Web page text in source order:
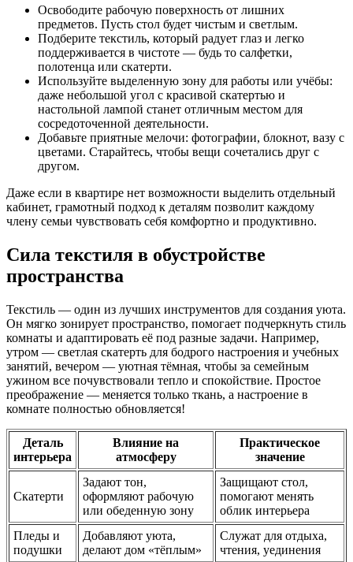
Освободите рабочую поверхность от лишних
предметов. Пусть стол будет чистым и светлым.
Подберите текстиль, который радует глаз и легко
поддерживается в чистоте — будь то салфетки,
полотенца или скатерти.
Используйте выделенную зону для работы или учёбы:
даже небольшой угол с красивой скатертью и
настольной лампой станет отличным местом для
сосредоточенной деятельности.
Добавьте приятные мелочи: фотографии, блокнот, вазу с
цветами. Старайтесь, чтобы вещи сочетались друг с
другом.
Даже если в квартире нет возможности выделить отдельный
кабинет, грамотный подход к деталям позволит каждому
члену семьи чувствовать себя комфортно и продуктивно.
Сила текстиля в обустройстве
пространства
Текстиль — один из лучших инструментов для создания уюта.
Он мягко зонирует пространство, помогает подчеркнуть стиль
комнаты и адаптировать её под разные задачи. Например,
утром — светлая скатерть для бодрого настроения и учебных
занятий, вечером — уютная тёмная, чтобы за семейным
ужином все почувствовали тепло и спокойствие. Простое
преображение — меняется только ткань, а настроение в
комнате полностью обновляется!
Деталь
интерьера
Влияние на
атмосферу
Практическое
значение
Скатерти
Задают тон,
оформляют рабочую
или обеденную зону
Защищают стол,
помогают менять
облик интерьера
Пледы и
подушки
Добавляют уюта,
делают дом «тёплым»
Служат для отдыха,
чтения, уединения